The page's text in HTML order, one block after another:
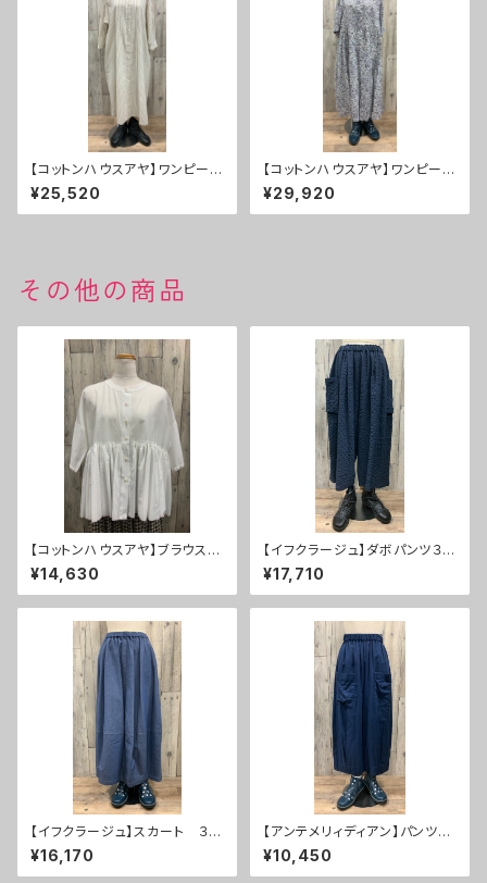
【コットンハウスアヤ】ワンピー
ス ２０％ＯＦＦ
¥25,520
【コットンハウスアヤ】ワンピー
ス ２０％ＯＦＦ
¥29,920
その他の商品
【コットンハウスアヤ】ブラウス
３０％ＯＦＦ
¥14,630
【イフクラージュ】ダボパンツ３
０％ＯＦＦ
¥17,710
【イフクラージュ】スカート ３
０％ＯＦＦ
¥16,170
【アンテメリィディアン】パンツ
５０％ＯＦＦ
¥10,450